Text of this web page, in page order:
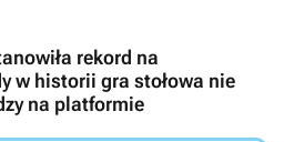
rekord na
w historii gra stołowa nie
na platformie